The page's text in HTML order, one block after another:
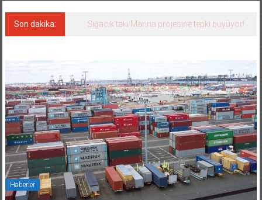
Son dakika: Sığacık’taki Marina projesine tepki büyüyor!
Haberler